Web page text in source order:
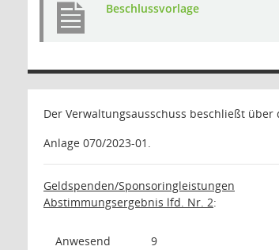
Beschlussvorlage
Der Verwaltungsausschuss beschließt über
Anlage 070/2023-01 .
Geldspenden/Sponsoringleistungen
Abstimmungsergebnis lfd. Nr. 2:
Anwesend 9